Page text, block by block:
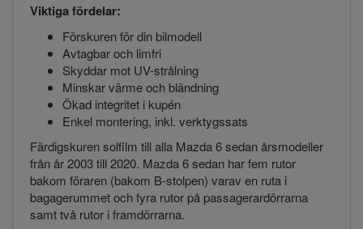
Viktiga fördelar:
Förskuren för din bilmodell
Avtagbar och limfri
Skyddar mot UV-strålning
Minskar värme och bländning
Ökad integritet i kupén
Enkel montering, inkl. verktygssats
Färdigskuren solfilm till alla Mazda 6 sedan årsmodeller
från år 2003 till 2020. Mazda 6 sedan har fem rutor
bakom föraren (bakom B-stolpen) varav en ruta i
bagagerummet och fyra rutor på passagerardörrarna
samt två rutor i framdörrarna.